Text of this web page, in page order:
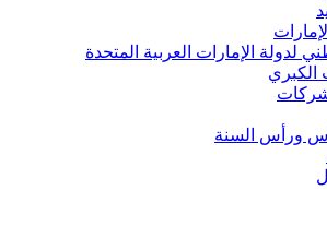
لدولة الإمارات العربية المتحدة
الكبري
ورأس السنة